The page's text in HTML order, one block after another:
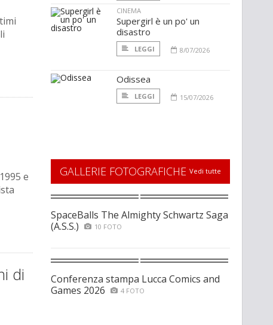
e
di
CINEMA
Supergirl è un po' un
disastro
LEGGI 8/07/2026
Odissea
LEGGI 15/07/2026
GALLERIE FOTOGRAFICHE Vedi tutte
SpaceBalls The Almighty Schwartz Saga
(A.S.S.)
10 FOTO
Conferenza stampa Lucca Comics and
Games 2026
4 FOTO